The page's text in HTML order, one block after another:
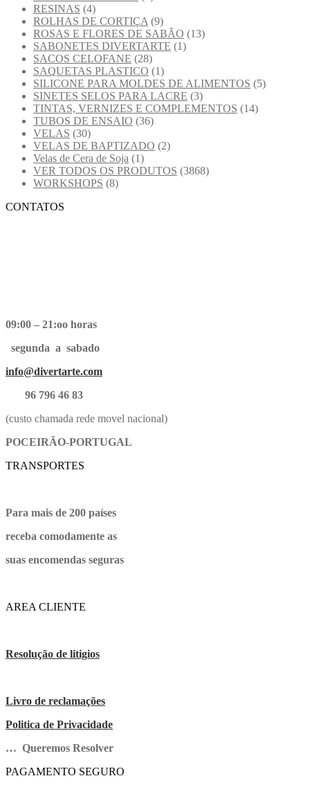
RESINAS (4)
ROLHAS DE CORTIÇA (9)
ROSAS E FLORES DE SABÃO (13)
SABONETES DIVERTARTE (1)
SACOS CELOFANE (28)
SAQUETAS PLASTICO (1)
SILICONE PARA MOLDES DE ALIMENTOS (5)
SINETES SELOS PARA LACRE (3)
TINTAS, VERNIZES E COMPLEMENTOS (14)
TUBOS DE ENSAIO (36)
VELAS (30)
VELAS DE BAPTIZADO (2)
Velas de Cera de Soja (1)
VER TODOS OS PRODUTOS (3868)
WORKSHOPS (8)
CONTATOS
09:00 – 21:oo horas
segunda a sabado
info@divertarte.com
96 796 46 83
(custo chamada rede movel nacional)
POCEIRÃO-PORTUGAL
TRANSPORTES
Para mais de 200 países
receba comodamente as
suas encomendas seguras
AREA CLIENTE
Resolução de litigios
Livro de reclamações
Politica de Privacidade
… Queremos Resolver
PAGAMENTO SEGURO